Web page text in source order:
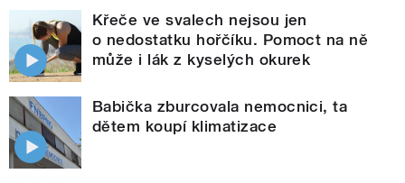
Křeče ve svalech nejsou jen
o nedostatku hořčíku. Pomoct na ně
může i lák z kyselých okurek
Babička zburcovala nemocnici, ta
dětem koupí klimatizace